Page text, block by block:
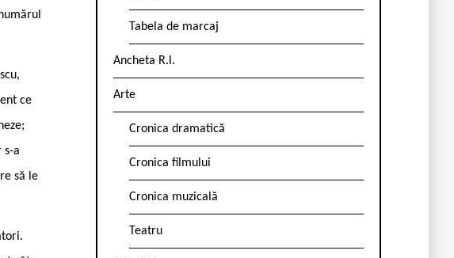
ce
s-a
să le
Tabela de marcaj
Ancheta R.l.
Arte
Cronica dramatică
Cronica filmului
Cronica muzicală
Teatru